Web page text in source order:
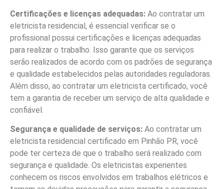
Certificações e licenças adequadas: Ao contratar um
eletricista residencial, é essencial verificar se o
profissional possui certificações e licenças adequadas
para realizar o trabalho. Isso garante que os serviços
serão realizados de acordo com os padrões de segurança
e qualidade estabelecidos pelas autoridades reguladoras.
Além disso, ao contratar um eletricista certificado, você
tem a garantia de receber um serviço de alta qualidade e
confiável.
Segurança e qualidade de serviços: Ao contratar um
eletricista residencial certificado em Pinhão PR, você
pode ter certeza de que o trabalho será realizado com
segurança e qualidade. Os eletricistas experientes
conhecem os riscos envolvidos em trabalhos elétricos e